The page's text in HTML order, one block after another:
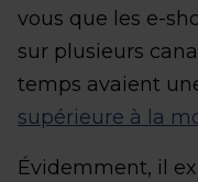
vous que les e-
sur plusieurs
temps avaient
supérieure à la
Évidemment, il